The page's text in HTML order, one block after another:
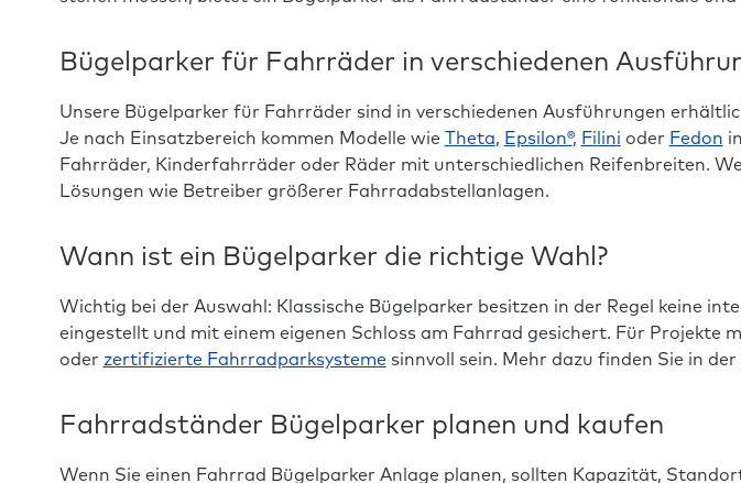
Bügelparker für Fahrräder in verschiedenen
Unsere Bügelparker für Fahrräder sind in verschiedenen Ausführungen
Je nach Einsatzbereich kommen Modelle wie Theta, Epsilon®, Filini oder Fedon
Fahrräder, Kinderfahrräder oder Räder mit unterschiedlichen Reifenbreiten.
Lösungen wie Betreiber größerer Fahrradabstellanlagen.
Wann ist ein Bügelparker die richtige Wahl?
Wichtig bei der Auswahl: Klassische Bügelparker besitzen in der Regel keine
eingestellt und mit einem eigenen Schloss am Fahrrad gesichert. Für
oder zertifizierte Fahrradparksysteme sinnvoll sein. Mehr dazu finden Sie in
Fahrradständer Bügelparker planen und kaufen
Wenn Sie einen Fahrrad Bügelparker Anlage planen, sollten Kapazität,